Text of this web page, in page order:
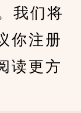
我们将
你注册
读更方